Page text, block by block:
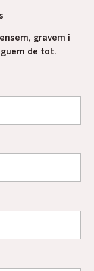
gravem i
de tot.